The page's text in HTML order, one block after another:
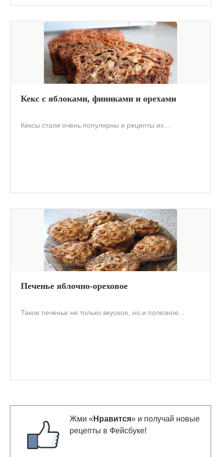
Кекс с яблоками, финиками и орехами
Кексы стали очень популярны и рецепты их...
Печенье яблочно-ореховое
Такое печенье не только вкусное, но и полезное...
Жми « Нравится» и получай новые
рецепты в Фейсбуке!